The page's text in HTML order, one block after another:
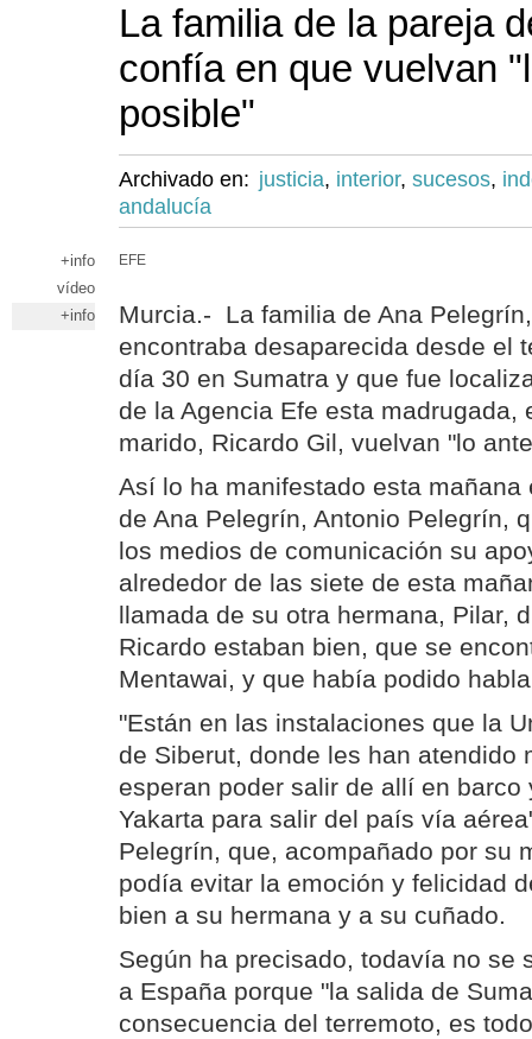
La familia de la pareja
confía en que vuelvan
posible"
Archivado en: justicia, interior, sucesos,
andalucía
+info
vídeo
+info
EFE
Murcia.- La familia de Ana
encontraba desaparecida desde el
día 30 en Sumatra y que fue
de la Agencia Efe esta madrugada,
marido, Ricardo Gil, vuelvan "lo
Así lo ha manifestado esta mañana
de Ana Pelegrín, Antonio Pelegrín,
los medios de comunicación su
alrededor de las siete de esta
llamada de su otra hermana, Pilar,
Ricardo estaban bien, que se
Mentawai, y que había podido
"Están en las instalaciones que la
de Siberut, donde les han atendido
esperan poder salir de allí en barco
Yakarta para salir del país vía
Pelegrín, que, acompañado por su
podía evitar la emoción y felicidad
bien a su hermana y a su cuñado.
Según ha precisado, todavía no se
a España porque "la salida de
consecuencia del terremoto, es